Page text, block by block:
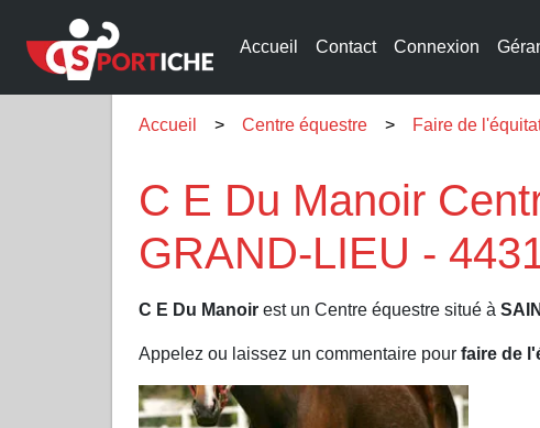
Accueil Contact Connexion
Accueil Centre équestre Faire de
C E Du Manoir
GRAND-LIEU -
C E Du Manoir est un Centre équestre situé à
Appelez ou laissez un commentaire pour faire de